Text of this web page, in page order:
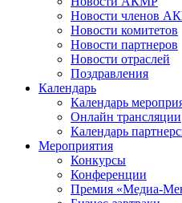
Новости членов
Новости комитетов
Новости партнеров
Новости отраслей
Поздравления
Календарь
Календарь
Онлайн трансляции
Календарь
Мероприятия
Конкурсы
Конференции
Премия «Медиа-